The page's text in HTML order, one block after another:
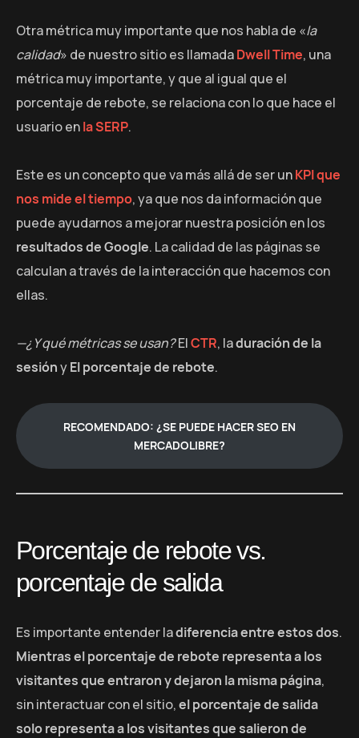
Otra métrica muy importante que nos habla de «la
calidad» de nuestro sitio es llamadaDwell Time, una
métrica muy importante, y que al igual que el
porcentaje de rebote, se relaciona con lo que hace el
usuario enla SERP.
Este es un concepto que va más allá de ser unKPI que
nos mide el tiempo, ya que nos da información que
puede ayudarnos a mejorar nuestra posición en los
resultados de Google. La calidad de las páginas se
calculan a través de la interacción que hacemos con
ellas.
—¿Y qué métricas se usan?ElCTR, laduración de la
sesiónyEl porcentaje de rebote.
RECOMENDADO: ¿SE PUEDE HACER SEO EN
MERCADOLIBRE?
Porcentaje de rebote vs.
porcentaje de salida
Es importante entender ladiferencia entre estos dos.
Mientras el porcentaje de rebote representa a los
visitantes que entraron y dejaron la misma página,
sin interactuar con el sitio,el porcentaje de salida
solo representa a los visitantes que salieron de